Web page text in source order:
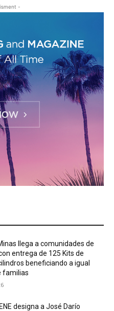
-
llega a comunidades de
entrega de 125 Kits de
beneficiando a igual
familias
designa a José Darío